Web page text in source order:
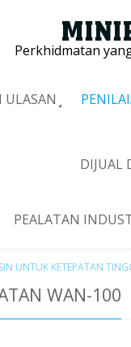
Perkhidmatan
ULASAN
DIJUAL
PEALATAN
UNTUK KETEPATAN
WAN-100